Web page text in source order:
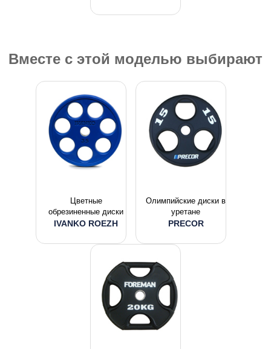
Вместе с этой моделью выбирают
Цветные
обрезиненные диски
IVANKO ROEZH
Олимпийские диски в
уретане
PRECOR